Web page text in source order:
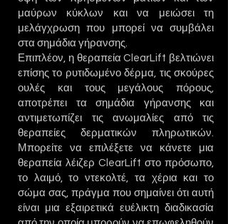
μαύρων κύκλων και να μειώσει τη
μελάγχρωση που μπορεί να συμβάλει
στα σημάδια γήρανσης.
Επιπλέον, η θεραπεία ClearLift βελτιώνει
επίσης το ρυτιδωμένο δέρμα, τις σκούρες
ουλές και τους μεγάλους πόρους,
αποτρέπει τα σημάδια γήρανσης και
αντιμετωπίζει τις ανωμαλίες από τις
θεραπείες δερματικών πληρωτικών.
Μπορείτε να επιλέξετε να κάνετε μια
θεραπεία λέιζερ ClearLift στο πρόσωπο,
το λαιμό, το ντεκολτέ, τα χέρια και το
σώμα σας, πράγμα που σημαίνει ότι αυτή
είναι μια εξαιρετικά ευέλικτη διαδικασία